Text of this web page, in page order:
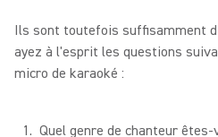
Ils sont toutefois suffisamment
ayez à l'esprit les questions
micro de karaoké :
Quel genre de chanteur êtes-